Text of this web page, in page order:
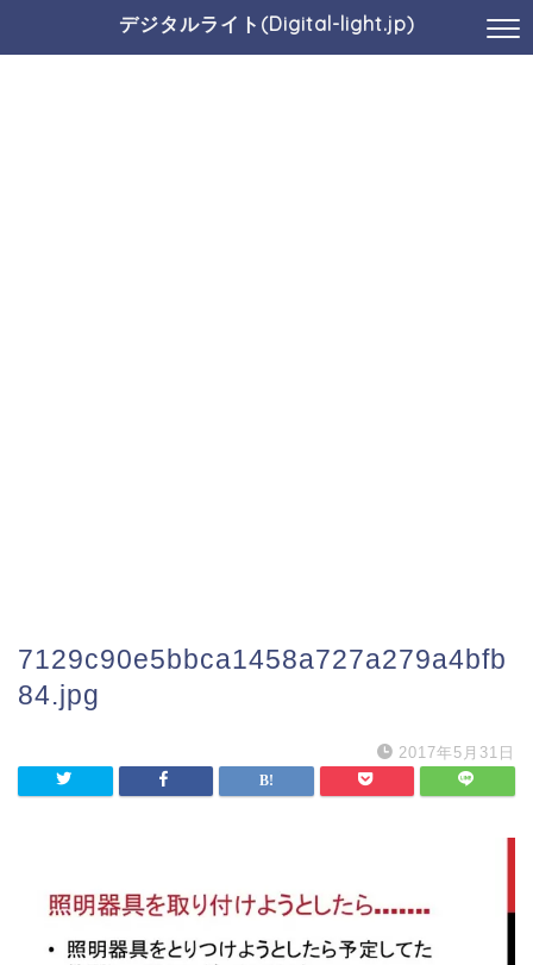
デジタルライト(Digital-light.jp)
7129c90e5bbca1458a727a279a4bfb
84.jpg
2017年5月31日